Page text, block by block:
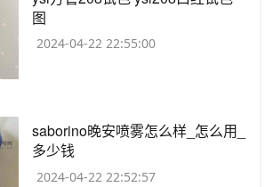
图
2024-04-22 22:55:00
​saborino晚安喷雾怎么样_怎么用_
多少钱
2024-04-22 22:52:57